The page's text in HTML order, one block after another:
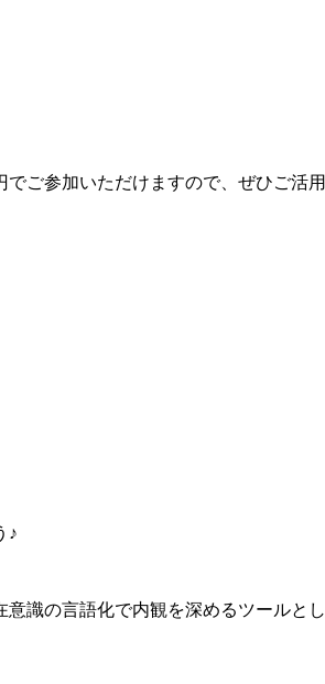
ご参加いただけますので、ぜひご活用
♪
識の言語化で内観を深めるツールとし